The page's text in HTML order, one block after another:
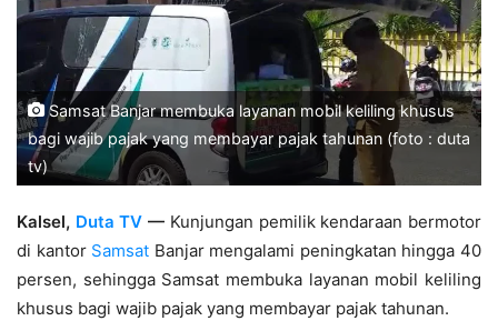
Samsat Banjar membuka layanan mobil keliling khusus
bagi wajib pajak yang membayar pajak tahunan (foto : duta
tv)
Kalsel, Duta TV — Kunjungan pemilik kendaraan bermotor
di kantor Samsat Banjar mengalami peningkatan hingga 40
persen, sehingga Samsat membuka layanan mobil keliling
khusus bagi wajib pajak yang membayar pajak tahunan.